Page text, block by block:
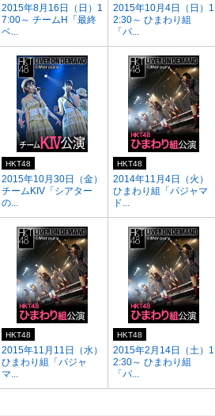
2015年8月16日（日）1
7:00～ チームH「最終
ベ...
2015年10月4日（日）1
2:30～ ひまわり組
「パ...
2015年10月30日（金）
チームKIV「シアター
の...
HKT48
2014年11月4日（火）
ひまわり組「パジャマ
ド...
HKT48
2015年11月11日（水）
ひまわり組「パジャ
マ...
HKT48
2015年2月14日（土）1
2:30～ ひまわり組
「パ...
HKT48